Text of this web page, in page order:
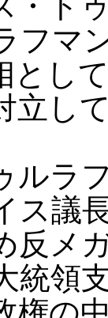
フマ
とし
立し
ラ
ス議
反メ
統領